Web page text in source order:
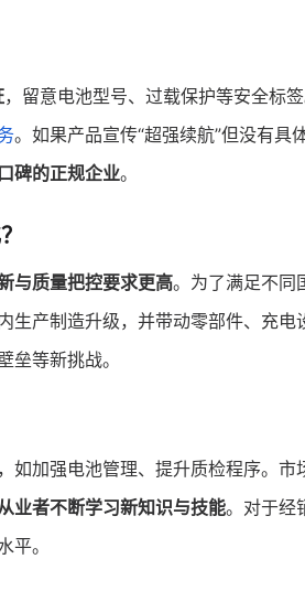
，留意电池型号、过载保护等安全标
。如果产品宣传“超强续航”但没有具
碑的正规企业。
与质量把控要求更高。为了满足不同
产制造升级，并带动零部件、充电
垒等新挑战。
，如加强电池管理、提升质检程序。
业者不断学习新知识与技能。对于经
平。